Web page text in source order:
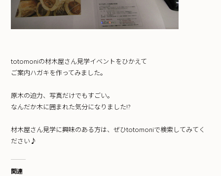
totomoniの材木屋さん見学イベントをひかえて
ご案内ハガキを作ってみました。
原木の迫力、写真だけでもすごい。
なんだか木に囲まれた気分になりました!?
材木屋さん見学に興味のある方は、ぜひtotomoniで検索してみてく
ださい♪
関連